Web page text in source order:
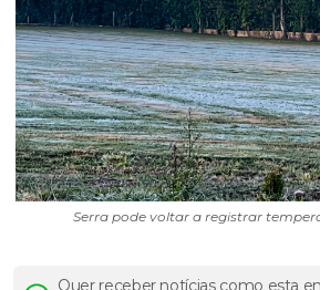
Serra pode voltar a registrar
Quer receber notícias como esta